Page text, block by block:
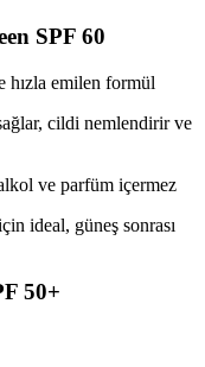
SPF 60
hızla emilen formül
cildi nemlendirir ve
ve parfüm içermez
ideal, güneş sonrası
50+